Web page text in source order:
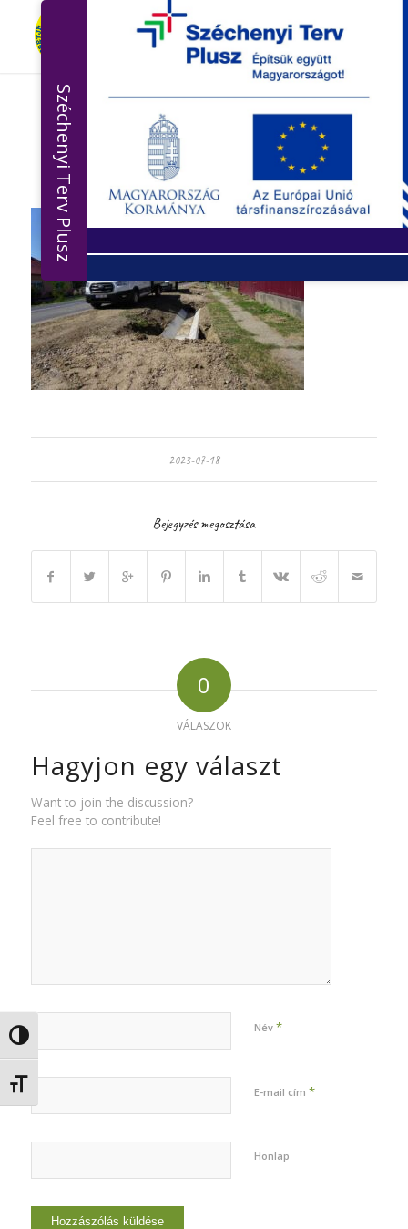
Nagy kontraszt váltása
Betűméret váltása
75_2
2023-07-18
/
Bejegyzés megosztása
0
VÁLASZOK
Hagyjon egy választ
Want to join the discussion?
Feel free to contribute!
Név *
E-mail cím *
Honlap
Széchenyi Terv Plusz